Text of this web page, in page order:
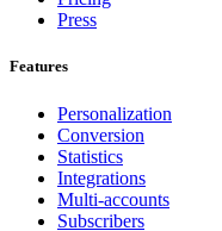
Press
Features
Personalization
Conversion
Statistics
Integrations
Multi-accounts
Subscribers